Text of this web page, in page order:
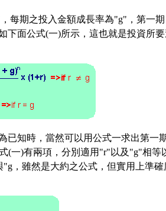
每期之投入金額成長率為"g"，第一
下面公式(一)所示，這也就是投資所要
已知時，當然可以用公式一求出第一
(一)有兩項，分別適用"r"以及"g"相
，雖然是大約之公式，但實用上準確